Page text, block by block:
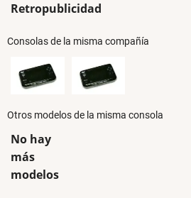
Retropublicidad
Consolas de la misma compañía
Otros modelos de la misma consola
No hay
más
modelos